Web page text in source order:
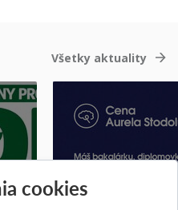
Všetky aktuality
Pridané 07.07.2026
cookies